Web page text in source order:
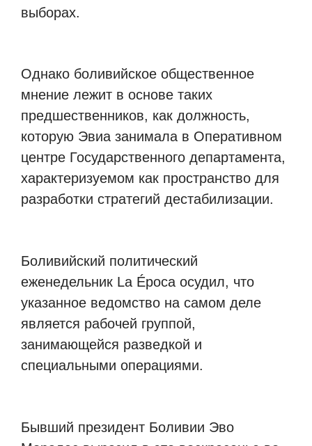
выборах.
Однако боливийское общественное
мнение лежит в основе таких
предшественников, как должность,
которую Эвиа занимала в Оперативном
центре Государственного департамента,
характеризуемом как пространство для
разработки стратегий дестабилизации.
Боливийский политический
еженедельник La Época осудил, что
указанное ведомство на самом деле
является рабочей группой,
занимающейся разведкой и
специальными операциями.
Бывший президент Боливии Эво